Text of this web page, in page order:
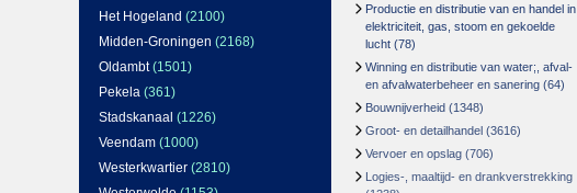
Het Hogeland (2100)
Midden-Groningen (2168)
Oldambt(1501)
Pekela (361)
Stadskanaal (1226)
Veendam (1000)
Westerkwartier (2810)
Productie en distributie van en handel in
elektriciteit, gas, stoom en gekoelde
lucht (78)
Winning en distributie van water;, afval-
en afvalwaterbeheer en sanering (64)
Bouwnijverheid (1348)
Groot- en detailhandel (3616)
Vervoer en opslag (706)
Logies-, maaltijd- en drankverstrekking